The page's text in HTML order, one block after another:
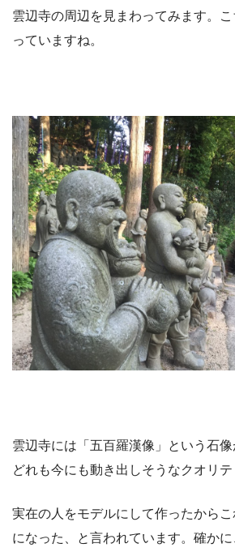
雲辺寺の周辺を見まわってみます。
っていますね。
雲辺寺には「五百羅漢像」という石像
どれも今にも動き出しそうなクオリテ
実在の人をモデルにして作ったから
になった、と言われています。確か